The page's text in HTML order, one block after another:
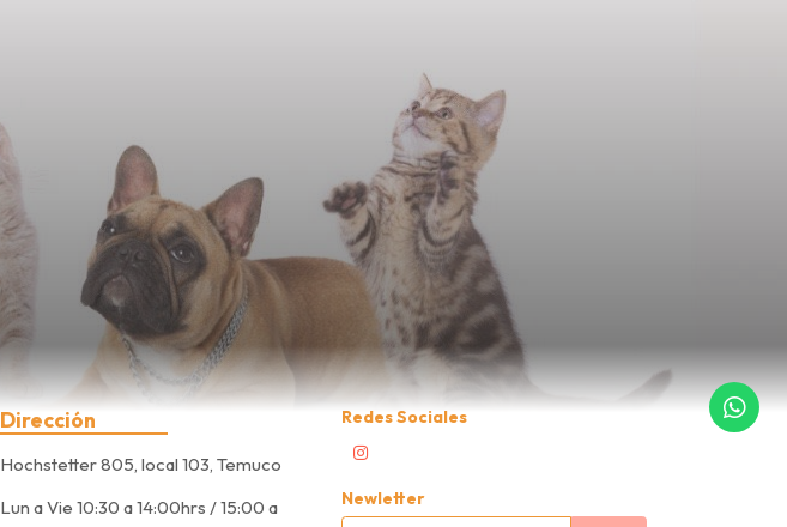
Dirección
Hochstetter 805, local 103, Temuco
Lun a Vie 10:30 a 14:00hrs / 15:00 a
Redes Sociales
Newletter